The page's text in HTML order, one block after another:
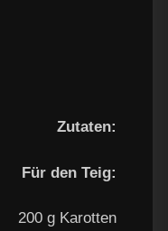
Zutaten:
Für den Teig:
200 g Karotten